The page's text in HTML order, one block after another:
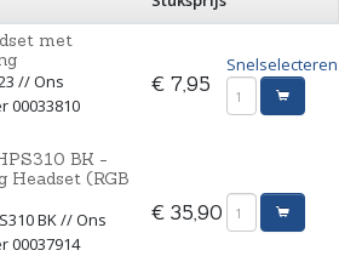
met
// Ons
00033810
€ 7,95
Snelselecteren
BK -
Headset (RGB
BK // Ons
00037914
€ 35,90